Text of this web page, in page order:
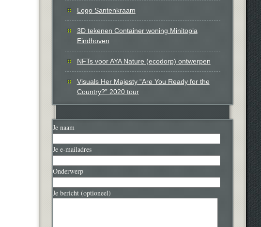
Logo Santenkraam
3D tekenen Container woning Minitopia
Eindhoven
NFTs voor AYA Nature (ecodorp) ontwerpen
Visuals Her Majesty “Are You Ready for the
Country?” 2020 tour
Je naam
Je e-mailadres
Onderwerp
Je bericht (optioneel)